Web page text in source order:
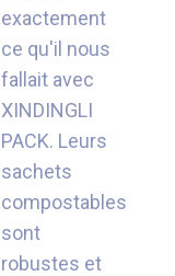
exactement
ce qu'il nous
fallait avec
XINDINGLI
PACK. Leurs
sachets
compostables
sont
robustes et